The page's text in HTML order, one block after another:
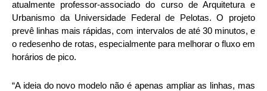
atualmente professor-associado do curso de Arquitetura e
Urbanismo da Universidade Federal de Pelotas. O projeto
prevê linhas mais rápidas, com intervalos de até 30 minutos, e
o redesenho de rotas, especialmente para melhorar o fluxo em
horários de pico.
“A ideia do novo modelo não é apenas ampliar as linhas, mas